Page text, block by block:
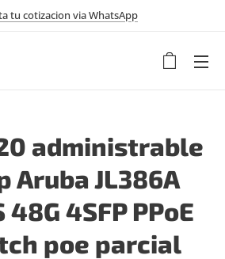
tu cotizacion via WhatsApp
administrable
Aruba JL386A
48G 4SFP PPoE
poe parcial